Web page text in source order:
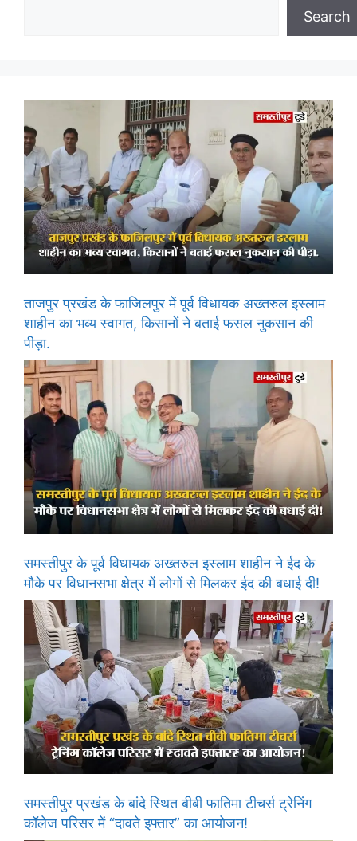
Search
ताजपुर प्रखंड के फाजिलपुर में पूर्व विधायक अख्तरुल इस्लाम
शाहीन का भव्य स्वागत, किसानों ने बताई फसल नुकसान की
पीड़ा.
समस्तीपुर के पूर्व विधायक अख्तरुल इस्लाम शाहीन ने ईद के
मौके पर विधानसभा क्षेत्र में लोगों से मिलकर ईद की बधाई दी!
समस्तीपुर प्रखंड के बांदे स्थित बीबी फातिमा टीचर्स ट्रेनिंग
कॉलेज परिसर में “दावते इफ्तार” का आयोजन!